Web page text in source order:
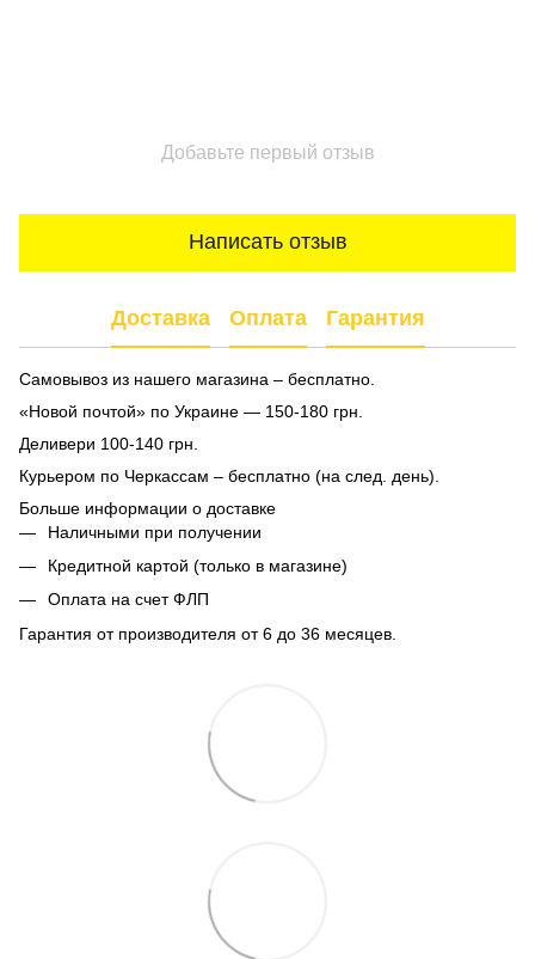
Добавьте первый отзыв
Написать отзыв
Доставка Оплата Гарантия
Самовывоз из нашего магазина – бесплатно.
«Новой почтой» по Украине — 150-180 грн.
Деливери 100-140 грн.
Курьером по Черкассам – бесплатно (на след. день).
Больше информации о доставке
Наличными при получении
Кредитной картой (только в магазине)
Оплата на счет ФЛП
Гарантия от производителя от 6 до 36 месяцев.